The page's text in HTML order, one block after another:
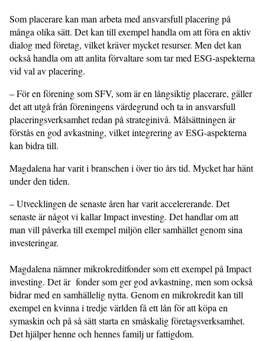
Som placerare kan man arbeta med ansvarsfull placering på
många olika sätt. Det kan till exempel handla om att föra en aktiv
dialog med företag, vilket kräver mycket resurser. Men det kan
också handla om att anlita förvaltare som tar med ESG-aspekterna
vid val av placering.
– För en förening som SFV, som är en långsiktig placerare, gäller
det att utgå från föreningens värdegrund och ta in ansvarsfull
placeringsverksamhet redan på strateginivå. Målsättningen är
förstås en god avkastning, vilket integrering av ESG-aspekterna
kan bidra till.
Magdalena har varit i branschen i över tio års tid. Mycket har hänt
under den tiden.
– Utvecklingen de senaste åren har varit accelererande. Det
senaste är något vi kallar Impact investing. Det handlar om att
man vill påverka till exempel miljön eller samhället genom sina
investeringar.
Magdalena nämner mikrokredit­fonder som ett exempel på Impact
investing. Det är fonder som ger god avkastning, men som också
bidrar med en samhällelig nytta. Genom en mikrokredit kan till
exempel en kvinna i tredje världen få ett lån för att köpa en
symaskin och på så sätt starta en småskalig företagsverksamhet.
Det hjälper henne och hennes familj ur fattigdom.